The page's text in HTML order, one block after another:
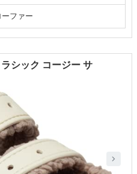
ファー
シック コージー サ